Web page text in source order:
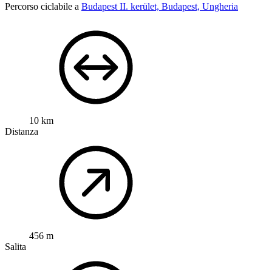
Percorso ciclabile a Budapest II. kerület, Budapest, Ungheria
10 km
Distanza
456 m
Salita